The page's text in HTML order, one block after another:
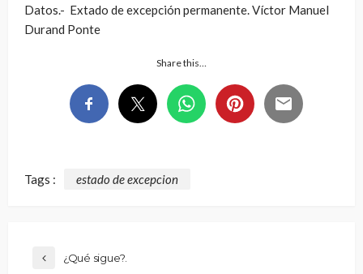
Datos.- Extado de excepción permanente. Víctor Manuel
Durand Ponte
Share this…
Tags : estado de excepcion
¿Qué sigue?.